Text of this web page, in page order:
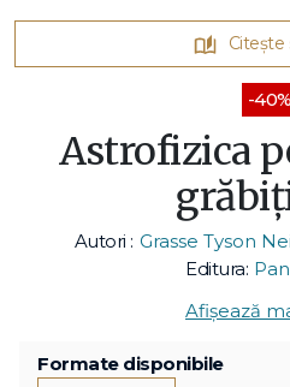
Citește
-40%
Astrofizica
Autori : Grasse Tyson
Editura:
Afișează
Formate disponibile